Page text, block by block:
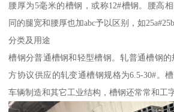
腰厚为5毫米的槽钢，或称12#槽钢。腰高
同的腿宽和腰厚也加abc予以区别，如
分类及用途
槽钢分普通槽钢和轻型槽钢。轧普通槽钢的
方协议供应的轧变通槽钢规格为6.5-30#。
车辆制造和其它工业结构，槽钢还常常和工